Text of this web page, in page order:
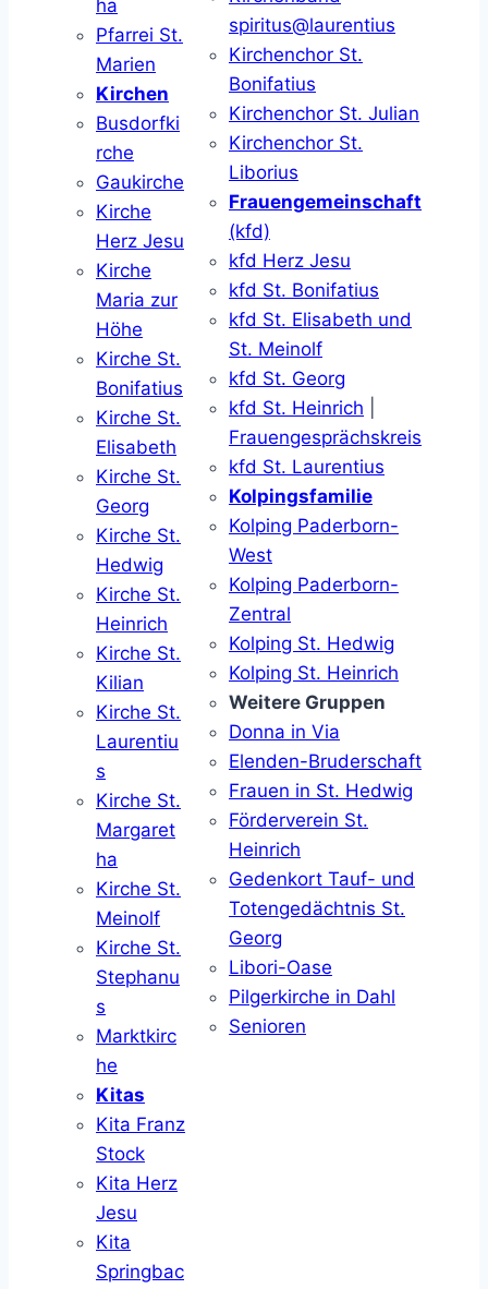
ha
Pfarrei St.
Marien
Kirchen
Busdorfki
rche
Gaukirche
Kirche
Herz Jesu
Kirche
Maria zur
Höhe
Kirche St.
Bonifatius
Kirche St.
Elisabeth
Kirche St.
Georg
Kirche St.
Hedwig
Kirche St.
Heinrich
Kirche St.
Kilian
Kirche St.
Laurentiu
s
Kirche St.
Margaret
ha
Kirche St.
Meinolf
Kirche St.
Stephanu
s
Marktkirc
he
Kitas
Kita Franz
Stock
Kita Herz
Jesu
Kita
Springbac
spiritus@laurentius
Kirchenchor St.
Bonifatius
Kirchenchor St. Julian
Kirchenchor St.
Liborius
Frauengemeinschaft
(kfd)
kfd Herz Jesu
kfd St. Bonifatius
kfd St. Elisabeth und
St. Meinolf
kfd St. Georg
kfd St. Heinrich
Frauengesprächskreis
kfd St. Laurentius
Kolpingsfamilie
Kolping Paderborn-
West
Kolping Paderborn-
Zentral
Kolping St. Hedwig
Kolping St. Heinrich
Weitere Gruppen
Donna in Via
Elenden-Bruderschaft
Frauen in St. Hedwig
Förderverein St.
Heinrich
Gedenkort Tauf- und
Totengedächtnis St.
Georg
Libori-Oase
Pilgerkirche in Dahl
Senioren